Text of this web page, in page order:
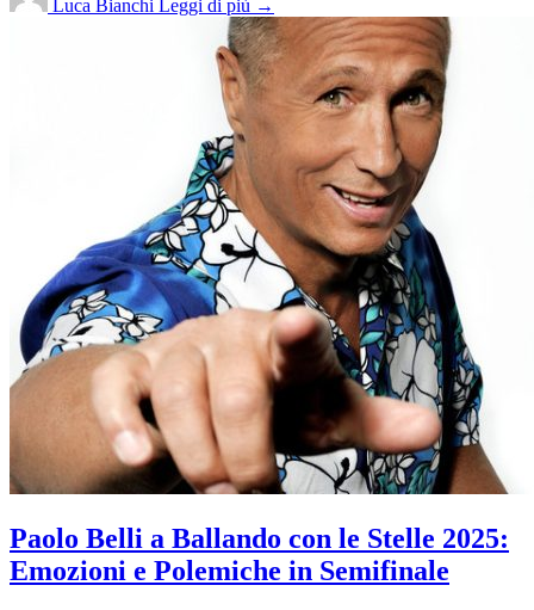
Luca Bianchi Leggi di più →
Paolo Belli a Ballando con le Stelle 2025:
Emozioni e Polemiche in Semifinale